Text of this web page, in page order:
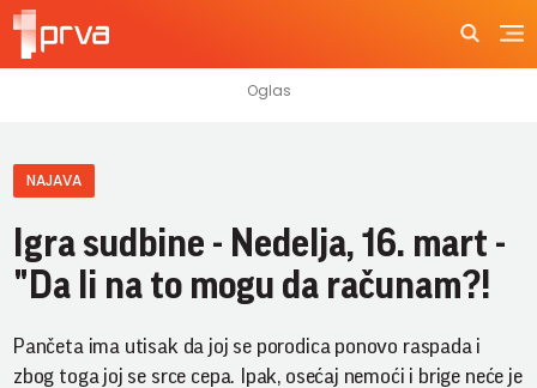
NAJAVA
Igra sudbine - Nedelja, 16. mart -
"Da li na to mogu da računam?!
Pančeta ima utisak da joj se porodica ponovo raspada i
zbog toga joj se srce cepa. Ipak, osećaj nemoći i brige neće je